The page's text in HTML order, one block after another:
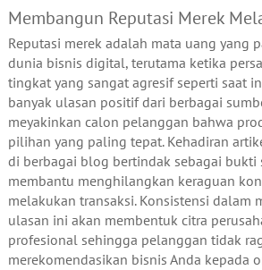
Membangun Reputasi Merek
Reputasi merek adalah mata uang yang
dunia bisnis digital, terutama ketika
tingkat yang sangat agresif seperti saat
banyak ulasan positif dari berbagai
meyakinkan calon pelanggan bahwa
pilihan yang paling tepat. Kehadiran
di berbagai blog bertindak sebagai bukti
membantu menghilangkan keraguan
melakukan transaksi. Konsistensi dalam
ulasan ini akan membentuk citra
profesional sehingga pelanggan tidak
merekomendasikan bisnis Anda kepada